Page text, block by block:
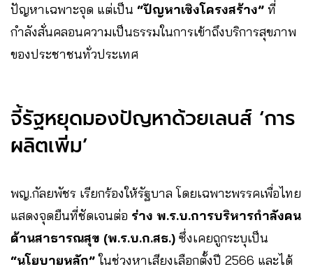
ปัญหาเฉพาะจุด แต่เป็น “ปัญหาเชิงโครงสร้าง” ที่
กำลังสั่นคลอนความเป็นธรรมในการเข้าถึงบริการสุขภาพ
ของประชาชนทั่วประเทศ
จี้รัฐหยุดมองปัญหาด้วยเลนส์ ‘การ
ผลิตเพิ่ม’
พญ.กัลยพัชร เรียกร้องให้รัฐบาล โดยเฉพาะพรรคเพื่อไทย
แสดงจุดยืนที่ชัดเจนต่อ ร่าง พ.ร.บ.การบริหารกำลังคน
ด้านสาธารณสุข (พ.ร.บ.ก.สธ.) ซึ่งเคยถูกระบุเป็น
“นโยบายหลัก”ในช่วงหาเสียงเลือกตั้งปี 2566 และได้